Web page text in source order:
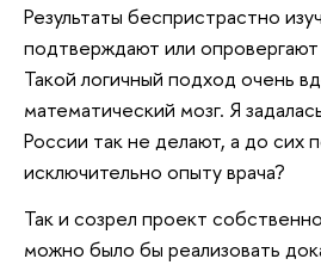
Результаты беспристрастно
подтверждают или
Такой логичный подход очень
математический мозг. Я
России так не делают, а до сих
исключительно опыту врача?
Так и созрел проект
можно было бы реализовать